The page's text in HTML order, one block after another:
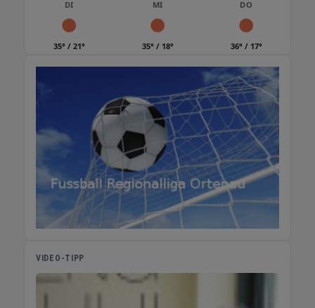
DI
35° / 21°
MI
35° / 18°
DO
36° / 17°
VIDEO-TIPP